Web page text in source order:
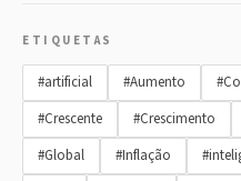
ETIQUETAS
#artificial #Aumento
#Crescente
#Crescimento
#Global
#Inflação